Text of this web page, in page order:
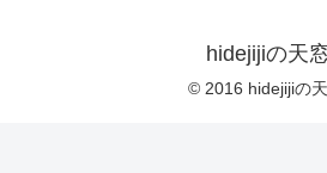
hidejijiの天
© 2016 hidejijiの天